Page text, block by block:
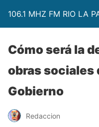
106.1 MHZ FM RIO LA
Cómo será la
obras sociales
Gobierno
Redaccion